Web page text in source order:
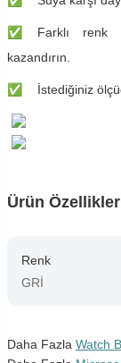
✅ ​​Farklı renk
kazandırın.
✅ ​​İstediğiniz
Ürün
Renk
GRİ
Daha Fazla Watch